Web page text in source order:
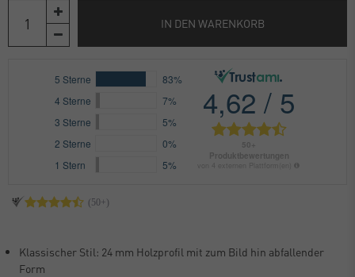
IN DEN WARENKORB
Klassischer Stil: 24 mm Holzprofil mit zum Bild hin abfallender
Form